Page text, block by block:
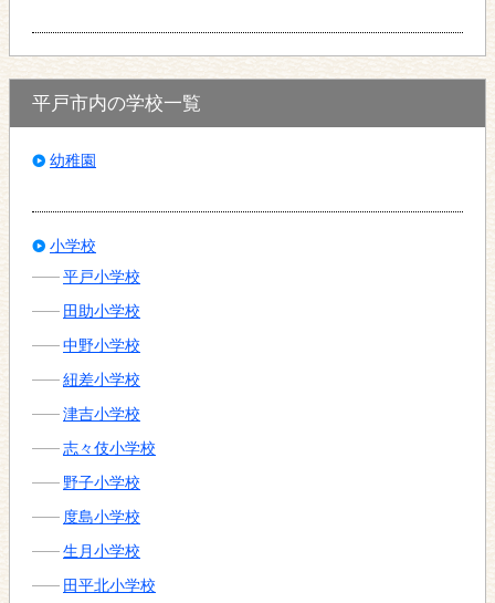
平戸市内の学校一覧
幼稚園
小学校
平戸小学校
田助小学校
中野小学校
紐差小学校
津吉小学校
志々伎小学校
野子小学校
度島小学校
生月小学校
田平北小学校